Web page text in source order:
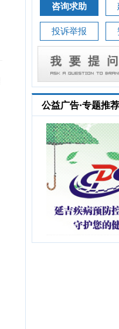
咨询求助
投诉举报
公益广告·专题推荐